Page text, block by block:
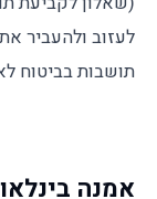
לעזוב ולהעביר
תושבות בביטוח
אמנה